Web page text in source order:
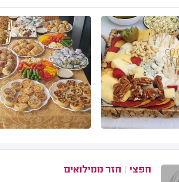
חפצי חזר ממילואים